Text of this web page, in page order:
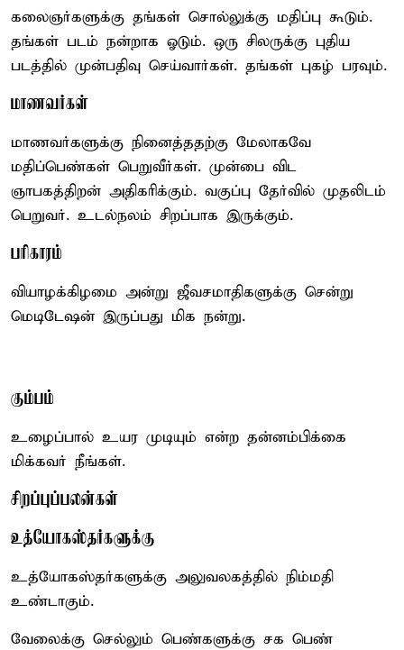
கலைஞர்களுக்கு தங்கள் சொல்லுக்கு மதிப்பு கூடும்.
தங்கள் படம் நன்றாக ஓடும். ஒரு சிலருக்கு புதிய
படத்தில் முன்பதிவு செய்வார்கள். தங்கள் புகழ் பரவும்.
மாணவர்கள்
மாணவர்களுக்கு நினைத்ததற்கு மேலாகவே
மதிப்பெண்கள் பெறுவீர்கள். முன்பை விட
ஞாபகத்திறன் அதிகரிக்கும். வகுப்பு தேர்வில் முதலிடம்
பெறுவர். உடல்நலம் சிறப்பாக இருக்கும்.
பரிகாரம்
வியாழக்கிழமை அன்று ஜீவசமாதிகளுக்கு சென்று
மெடிடேஷன் இருப்பது மிக நன்று.
கும்பம்
உழைப்பால் உயர முடியும் என்ற தன்னம்பிக்கை
மிக்கவர் நீங்கள்.
சிறப்புப்பலன்கள்
உத்யோகஸ்தர்களுக்கு
உத்யோகஸ்தர்களுக்கு அலுவலகத்தில் நிம்மதி
உண்டாகும்.
வேலைக்கு செல்லும் பெண்களுக்கு சக பெண்